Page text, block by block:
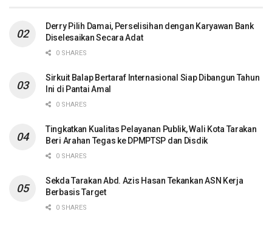
Derry Pilih Damai, Perselisihan dengan Karyawan Bank
Diselesaikan Secara Adat
0 SHARES
Sirkuit Balap Bertaraf Internasional Siap Dibangun Tahun
Ini di Pantai Amal
0 SHARES
Tingkatkan Kualitas Pelayanan Publik, Wali Kota Tarakan
Beri Arahan Tegas ke DPMPTSP dan Disdik
0 SHARES
Sekda Tarakan Abd. Azis Hasan Tekankan ASN Kerja
Berbasis Target
0 SHARES